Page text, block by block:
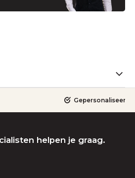
Gepersonaliseerde
helpen je graag.